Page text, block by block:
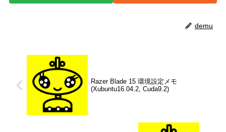
demu
Razer Blade 15 環境設定メモ
(Xubuntu16.04.2, Cuda9.2)